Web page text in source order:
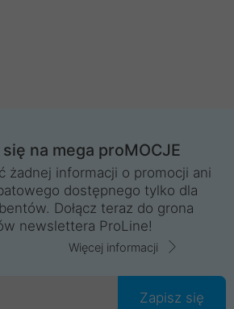
na mega proMOCJE
żadnej informacji o promocji ani
dostępnego tylko dla
Dołącz teraz do grona
newslettera ProLine!
Więcej informacji
Zapisz się